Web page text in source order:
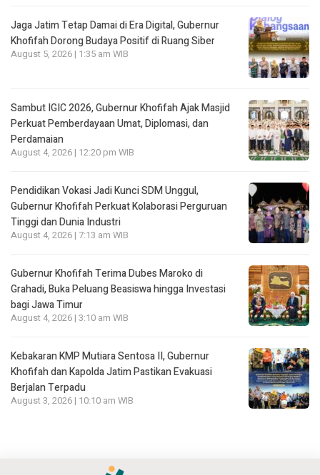
Jaga Jatim Tetap Damai di Era Digital, Gubernur
Khofifah Dorong Budaya Positif di Ruang Siber
August 5, 2026 | 1:35 am WIB
Sambut IGIC 2026, Gubernur Khofifah Ajak Masjid
Perkuat Pemberdayaan Umat, Diplomasi, dan
Perdamaian
August 4, 2026 | 12:20 pm WIB
Pendidikan Vokasi Jadi Kunci SDM Unggul,
Gubernur Khofifah Perkuat Kolaborasi Perguruan
Tinggi dan Dunia Industri
August 4, 2026 | 7:13 am WIB
Gubernur Khofifah Terima Dubes Maroko di
Grahadi, Buka Peluang Beasiswa hingga Investasi
bagi Jawa Timur
August 4, 2026 | 3:10 am WIB
Kebakaran KMP Mutiara Sentosa II, Gubernur
Khofifah dan Kapolda Jatim Pastikan Evakuasi
Berjalan Terpadu
August 3, 2026 | 10:10 am WIB